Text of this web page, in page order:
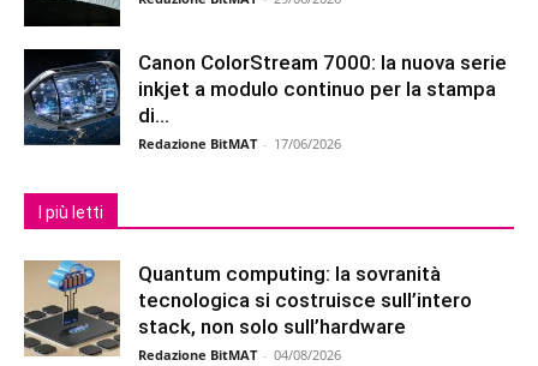
Canon ColorStream 7000: la nuova serie
inkjet a modulo continuo per la stampa
di...
Redazione BitMAT - 17/06/2026
I più letti
Quantum computing: la sovranità
tecnologica si costruisce sull’intero
stack, non solo sull’hardware
Redazione BitMAT - 04/08/2026